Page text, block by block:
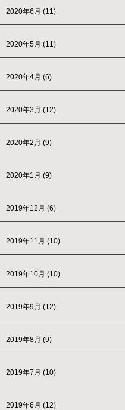
2020年6月 (11)
2020年5月 (11)
2020年4月 (6)
2020年3月 (12)
2020年2月 (9)
2020年1月 (9)
2019年12月 (6)
2019年11月 (10)
2019年10月 (10)
2019年9月 (12)
2019年8月 (9)
2019年7月 (10)
2019年6月 (12)